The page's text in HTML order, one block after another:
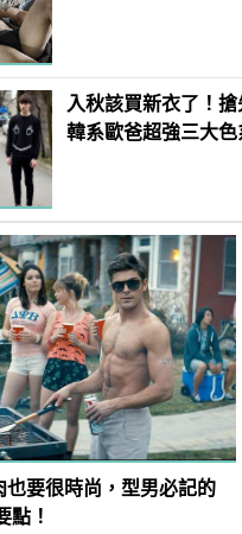
入秋該買新衣了！搶
韓系歐爸超強三大
也要很時尚，型男必記的
點！